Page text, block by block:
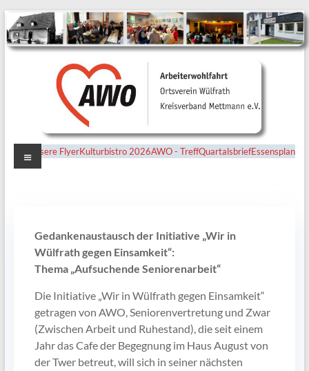
Ortsverein
Wülfrath
Unsere FlyerKulturbistro 2026AWO - TreffQuartalsbriefEssensplan
Menü
Gedankenaustausch der Initiative „Wir in
Wülfrath gegen Einsamkeit“:
Thema „Aufsuchende Seniorenarbeit“
Die Initiative „Wir in Wülfrath gegen Einsamkeit“
getragen von AWO, Seniorenvertretung und Zwar
(Zwischen Arbeit und Ruhestand), die seit einem
Jahr das Cafe der Begegnung im Haus August von
der Twer betreut, will sich in seiner nächsten